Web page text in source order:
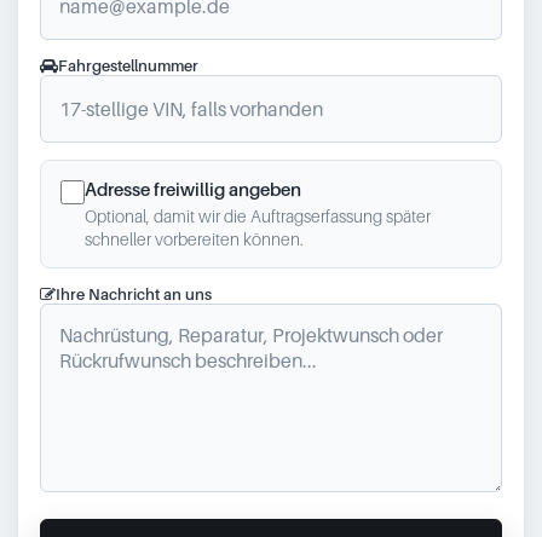
Fahrgestellnummer
Adresse freiwillig angeben
Optional, damit wir die Auftragserfassung später
schneller vorbereiten können.
Ihre Nachricht an uns